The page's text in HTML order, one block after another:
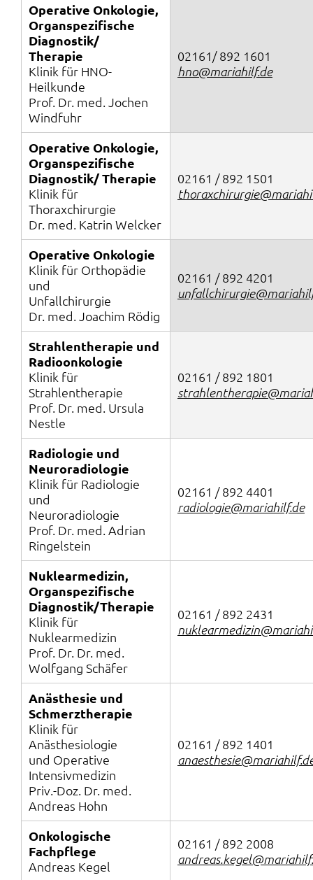
Operative Onkologie,
Organspezifische
Diagnostik/
Therapie
Klinik für HNO-
Heilkunde
Prof. Dr. med. Jochen
Windfuhr
02161/ 892 1601
hno@mariahilf.de
Operative Onkologie,
Organspezifische
Diagnostik/ Therapie
Klinik für
Thoraxchirurgie
Dr. med. Katrin Welcker
02161 / 892 1501
Operative Onkologie
Klinik für Orthopädie
und
Unfallchirurgie
Dr. med. Joachim Rödig
02161 / 892 4201
Strahlentherapie und
Radioonkologie
Klinik für
Strahlentherapie
Prof. Dr. med. Ursula
Nestle
02161 / 892 1801
Radiologie und
Neuroradiologie
Klinik für Radiologie
und
Neuroradiologie
Prof. Dr. med. Adrian
Ringelstein
02161 / 892 4401
radiologie@mariahilf.de
Nuklearmedizin,
Organspezifische
Diagnostik/Therapie
Klinik für
Nuklearmedizin
Prof. Dr. Dr. med.
Wolfgang Schäfer
02161 / 892 2431
Anästhesie und
Schmerztherapie
Klinik für
Anästhesiologie
und Operative
Intensivmedizin
Priv.-Doz. Dr. med.
Andreas Hohn
02161 / 892 1401
Onkologische
Fachpflege
Andreas Kegel
02161 / 892 2008